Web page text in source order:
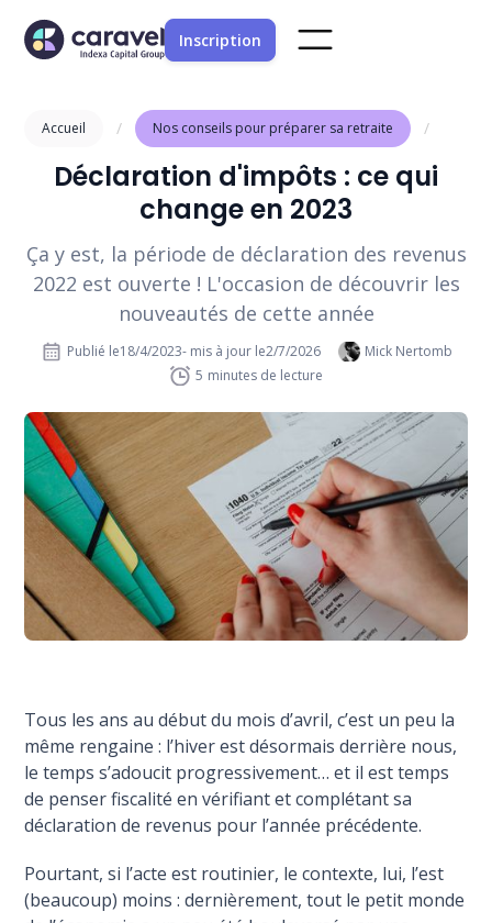
Inscription
Accueil / Nos conseils pour préparer sa retraite /
Déclaration d'impôts : ce qui
change en 2023
Ça y est, la période de déclaration des revenus
2022 est ouverte ! L'occasion de découvrir les
nouveautés de cette année
Publié le18/4/2023- mis à jour le2/7/2026
Mick Nertomb
5 minutes de lecture
Tous les ans au début du mois d’avril, c’est un peu la
même rengaine : l’hiver est désormais derrière nous,
le temps s’adoucit progressivement… et il est temps
de penser fiscalité en vérifiant et complétant sa
déclaration de revenus pour l’année précédente.
Pourtant, si l’acte est routinier, le contexte, lui, l’est
(beaucoup) moins : dernièrement, tout le petit monde